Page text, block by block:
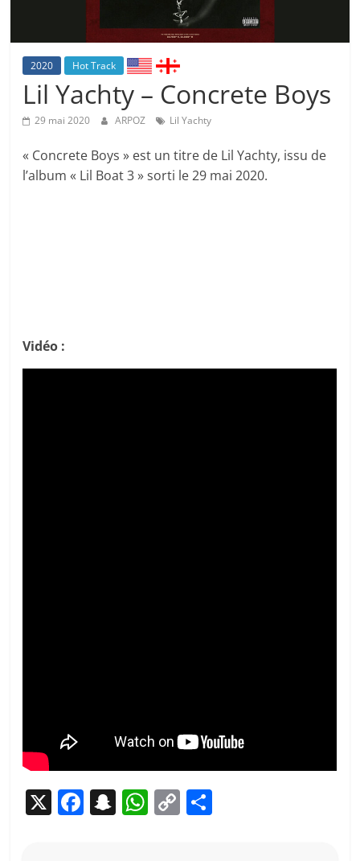
2020 Hot Track
Lil Yachty – Concrete Boys
29 mai 2020 ARPOZ Lil Yachty
« Concrete Boys » est un titre de Lil Yachty, issu de
l’album « Lil Boat 3 » sorti le 29 mai 2020.
Vidéo :
X F S W C